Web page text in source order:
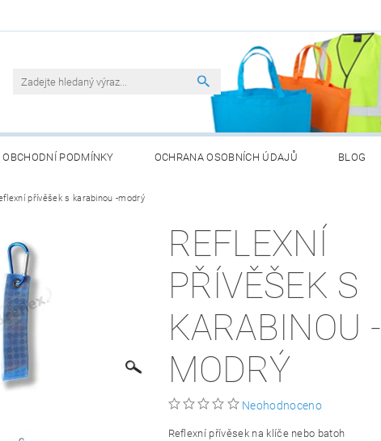
OBCHODNÍ PODMÍNKY OCHRANA OSOBNÍCH ÚDAJŮ BLOG
přívěšek s karabinou -modrý
REFLEXNÍ
PŘÍVĚŠEK S
KARABINOU -
MODRÝ
Neohodnoceno
Reflexní přívěsek na klíče nebo batoh